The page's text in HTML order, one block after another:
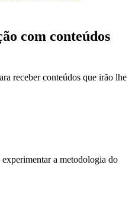
com conteúdos
receber conteúdos que irão lhe
a metodologia do